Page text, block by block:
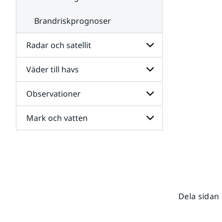
Brandriskprognoser
Radar och satellit
Undersidor
för
Radar
och
satellit
Väder till havs
Undersidor
för
Väder
till
havs
Observationer
Undersidor
för
Mark och vatten
Dela sidan